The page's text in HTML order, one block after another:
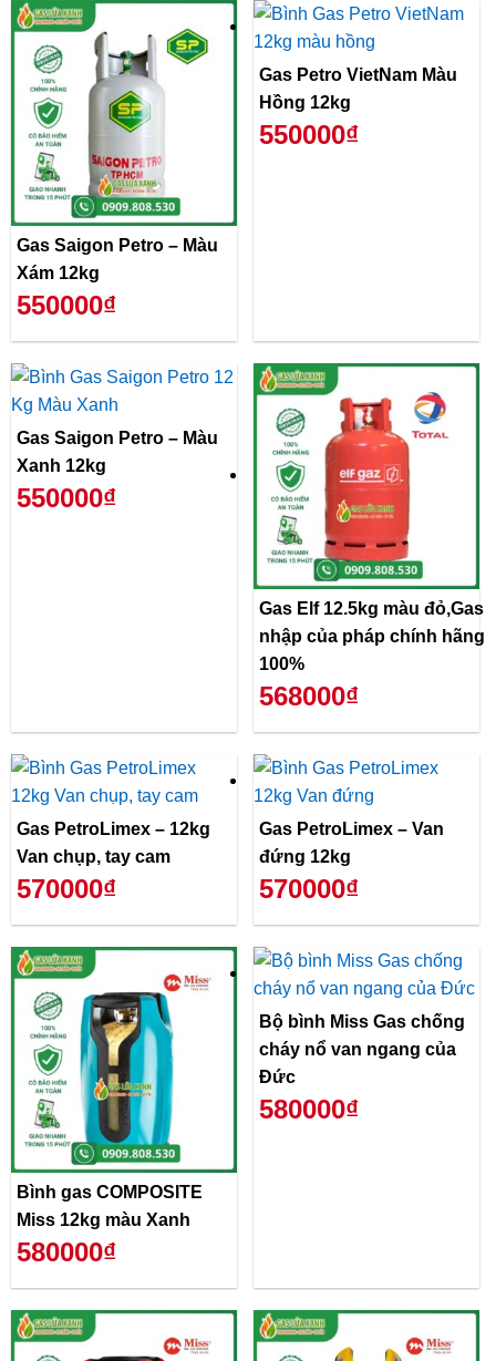
Gas Saigon Petro – Màu
Xám 12kg
550000₫
Gas Petro VietNam Màu
Hồng 12kg
550000₫
Gas Saigon Petro – Màu
Xanh 12kg
550000₫
Gas Elf 12.5kg màu đỏ,Gas
nhập của pháp chính hãng
100%
568000₫
Gas PetroLimex – 12kg
Van chụp, tay cam
570000₫
Gas PetroLimex – Van
đứng 12kg
570000₫
Bình gas COMPOSITE
Miss 12kg màu Xanh
580000₫
Bộ bình Miss Gas chống
cháy nổ van ngang của
Đức
580000₫